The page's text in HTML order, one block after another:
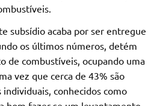
subsídio acaba por ser entregue
os últimos números, detém
de combustíveis, ocupando uma
vez que cerca de 43% são
conhecidos como